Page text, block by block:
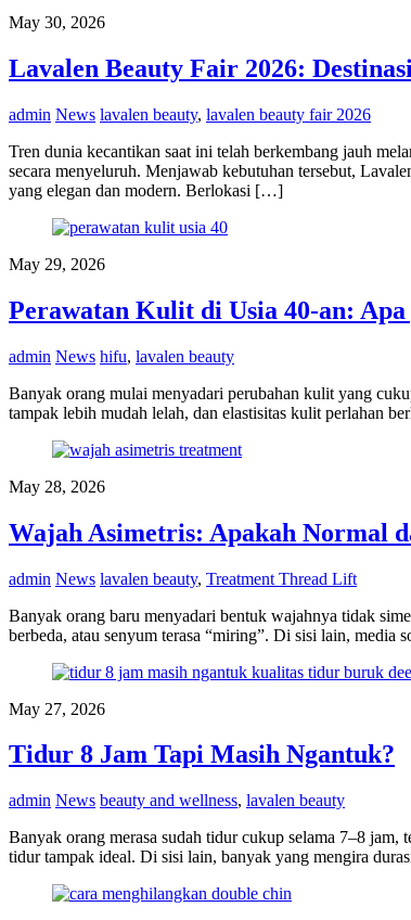
May 30, 2026
Lavalen Beauty Fair 2026:
admin News lavalen beauty, lavalen beauty fair 2026
Tren dunia kecantikan saat ini telah berkembang jauh
secara menyeluruh. Menjawab kebutuhan tersebut,
yang elegan dan modern. Berlokasi […]
May 29, 2026
Perawatan Kulit di Usia 40-an:
admin News hifu, lavalen beauty
Banyak orang mulai menyadari perubahan kulit yang
tampak lebih mudah lelah, dan elastisitas kulit perlahan
May 28, 2026
Wajah Asimetris: Apakah Normal
admin News lavalen beauty, Treatment Thread Lift
Banyak orang baru menyadari bentuk wajahnya tidak
berbeda, atau senyum terasa “miring”. Di sisi lain,
May 27, 2026
Tidur 8 Jam Tapi Masih Ngantuk?
admin News beauty and wellness, lavalen beauty
Banyak orang merasa sudah tidur cukup selama 7–8 jam,
tidur tampak ideal. Di sisi lain, banyak yang mengira